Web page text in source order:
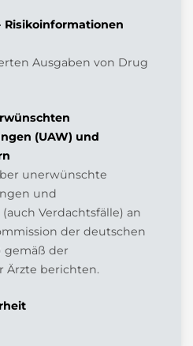
Risikoinformationen
Ausgaben von Drug
(UAW) und
unerwünschte
und
Verdachtsfälle) an
der deutschen
gemäß der
Ärzte berichten.